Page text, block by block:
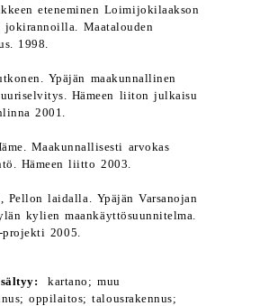
eteneminen Loimijokilaakson
Maatalouden
1998.
Ypäjän maakunnallinen
Hämeen liiton julkaisu
2001.
Maakunnallisesti arvokas
Hämeen liitto 2003.
Pellon laidalla. Ypäjän Varsanojan
kylien maankäyttösuunnitelma.
2005.
kartano; muu
oppilaitos; talousrakennus;